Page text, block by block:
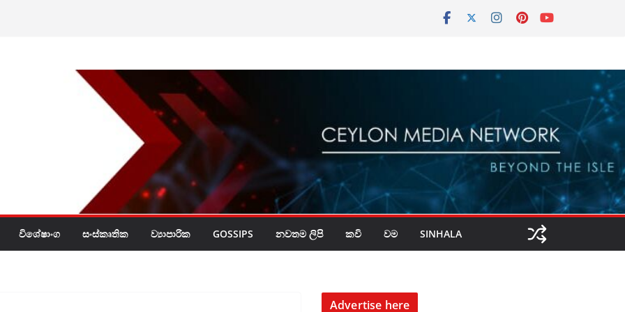
ඔබේ හිස මත බදු
විශේෂාංග සංස්කෘතික ව්‍යාපාරික GOSSIPS නවතම ලිපි කවි වම SINHALA
Advertise here